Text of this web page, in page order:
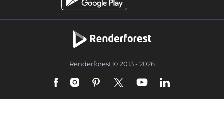
Renderforest © 2013 - 2026